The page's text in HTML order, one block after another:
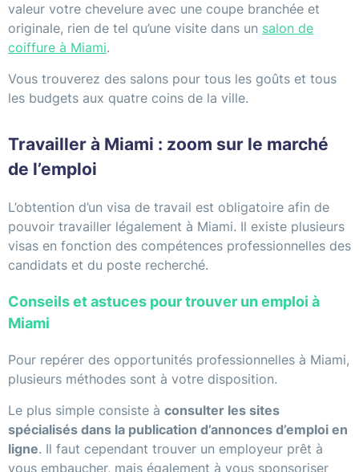
valeur votre chevelure avec une coupe branchée et
originale, rien de tel qu’une visite dans un salon de
coiffure à Miami.
Vous trouverez des salons pour tous les goûts et tous
les budgets aux quatre coins de la ville.
Travailler à Miami : zoom sur le marché
de l’emploi
L’obtention d’un visa de travail est obligatoire afin de
pouvoir travailler légalement à Miami. Il existe plusieurs
visas en fonction des compétences professionnelles des
candidats et du poste recherché.
Conseils et astuces pour trouver un emploi à
Miami
Pour repérer des opportunités professionnelles à Miami,
plusieurs méthodes sont à votre disposition.
Le plus simple consiste à consulter les sites
spécialisés dans la publication d’annonces d’emploi en
ligne. Il faut cependant trouver un employeur prêt à
vous embaucher, mais également à vous sponsoriser